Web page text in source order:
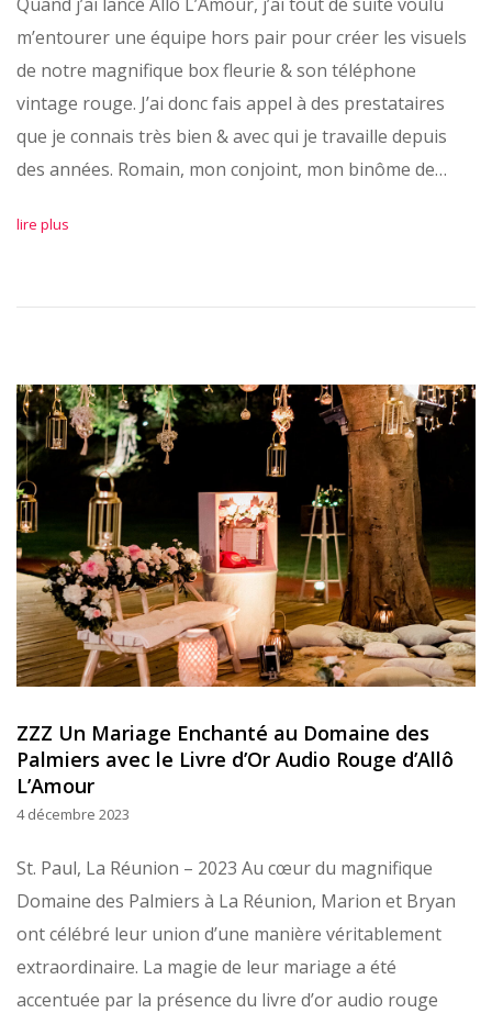
m’entourer une équipe hors pair pour créer les visuels
de notre magnifique box fleurie & son téléphone
vintage rouge. J’ai donc fais appel à des prestataires
que je connais très bien & avec qui je travaille depuis
des années. Romain, mon conjoint, mon binôme de…
lire plus
ZZZ Un Mariage Enchanté au Domaine des
Palmiers avec le Livre d’Or Audio Rouge d’Allô
L’Amour
4 décembre 2023
St. Paul, La Réunion – 2023 Au cœur du magnifique
Domaine des Palmiers à La Réunion, Marion et Bryan
ont célébré leur union d’une manière véritablement
extraordinaire. La magie de leur mariage a été
accentuée par la présence du livre d’or audio rouge